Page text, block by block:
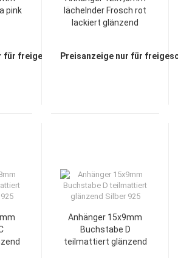
pink
für freigeschaltete Kunden
lächelnder Frosch rot
lackiert glänzend
Preisanzeige nur für
Anhänger 15x9mm
Buchstabe D
teilmattiert glänzend